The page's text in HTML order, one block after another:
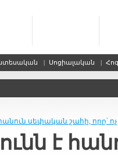
| Սոցիալական |
սեփական շահի, որը՝ ոչ
է